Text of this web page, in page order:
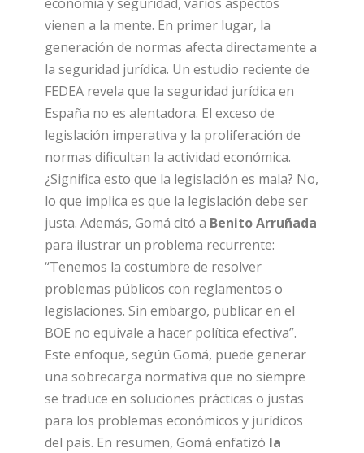
vienen a la mente. En primer lugar, la
generación de normas afecta directamente a
la seguridad jurídica. Un estudio reciente de
FEDEA revela que la seguridad jurídica en
España no es alentadora. El exceso de
legislación imperativa y la proliferación de
normas dificultan la actividad económica.
¿Significa esto que la legislación es mala? No,
lo que implica es que la legislación debe ser
justa. Además, Gomá citó a Benito Arruñada
para ilustrar un problema recurrente:
“Tenemos la costumbre de resolver
problemas públicos con reglamentos o
legislaciones. Sin embargo, publicar en el
BOE no equivale a hacer política efectiva”.
Este enfoque, según Gomá, puede generar
una sobrecarga normativa que no siempre
se traduce en soluciones prácticas o justas
para los problemas económicos y jurídicos
del país. En resumen, Gomá enfatizó la